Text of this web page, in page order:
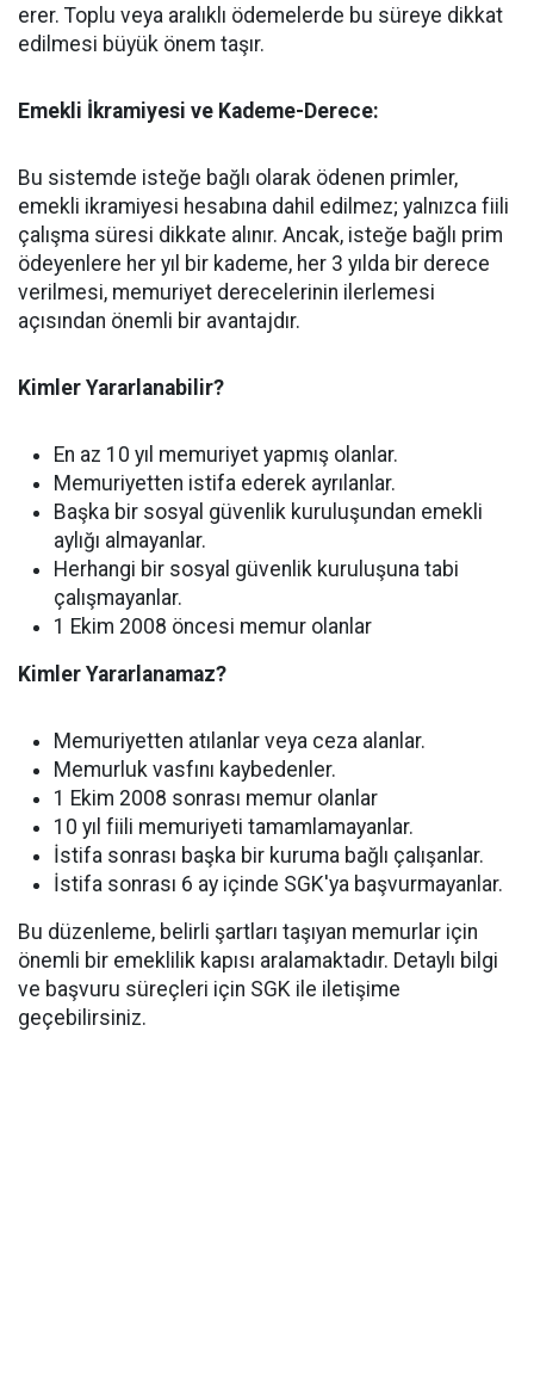
erer. Toplu veya aralıklı ödemelerde bu süreye dikkat
edilmesi büyük önem taşır.
Emekli İkramiyesi ve Kademe-Derece:
Bu sistemde isteğe bağlı olarak ödenen primler,
emekli ikramiyesi hesabına dahil edilmez; yalnızca fiili
çalışma süresi dikkate alınır. Ancak, isteğe bağlı prim
ödeyenlere her yıl bir kademe, her 3 yılda bir derece
verilmesi, memuriyet derecelerinin ilerlemesi
açısından önemli bir avantajdır.
Kimler Yararlanabilir?
En az 10 yıl memuriyet yapmış olanlar.
Memuriyetten istifa ederek ayrılanlar.
Başka bir sosyal güvenlik kuruluşundan emekli
aylığı almayanlar.
Herhangi bir sosyal güvenlik kuruluşuna tabi
çalışmayanlar.
1 Ekim 2008 öncesi memur olanlar
Kimler Yararlanamaz?
Memuriyetten atılanlar veya ceza alanlar.
Memurluk vasfını kaybedenler.
1 Ekim 2008 sonrası memur olanlar
10 yıl fiili memuriyeti tamamlamayanlar.
İstifa sonrası başka bir kuruma bağlı çalışanlar.
İstifa sonrası 6 ay içinde SGK'ya başvurmayanlar.
Bu düzenleme, belirli şartları taşıyan memurlar için
önemli bir emeklilik kapısı aralamaktadır. Detaylı bilgi
ve başvuru süreçleri için SGK ile iletişime
geçebilirsiniz.